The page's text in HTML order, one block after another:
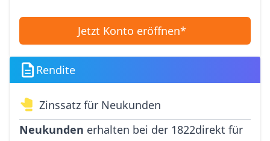
Jetzt Konto eröffnen*
Rendite
Zinssatz für Neukunden
Neukunden erhalten bei der 1822direkt für